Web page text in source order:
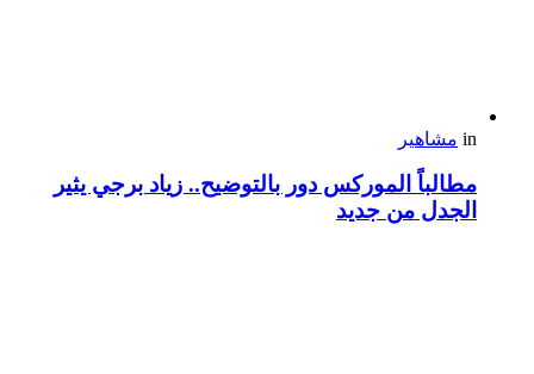
in مشاهير
مطالباً الموركس دور بالتوضيح.. زياد برجي يثير
الجدل من جديد